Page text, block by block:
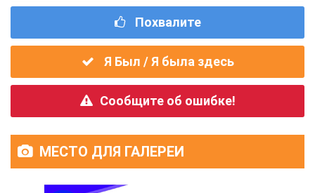
Похвалите
Я Был / Я была здесь
Сообщите об ошибке!
МЕСТО ДЛЯ ГАЛЕРЕИ